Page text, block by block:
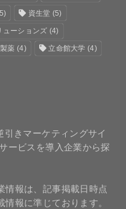
資生堂 (5)
ューションズ (4)
薬 (4) 立命館大学 (4)
きマーケティングサイ
ービスを導入企業から探
報は、記事掲載日時点
報に準じております。